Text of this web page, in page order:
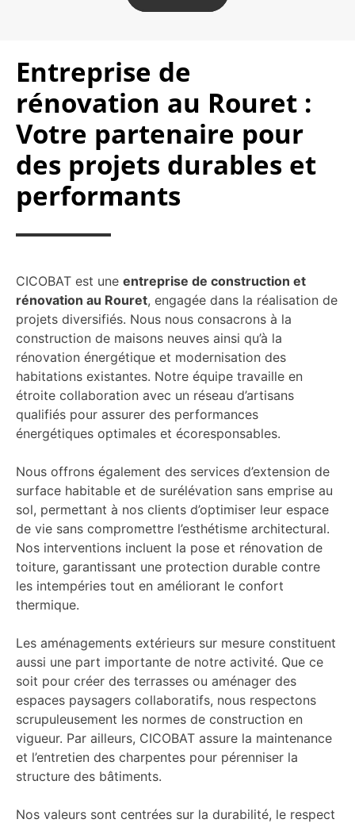
Entreprise de
rénovation au Rouret :
Votre partenaire pour
des projets durables et
performants
CICOBAT est une entreprise de construction et
rénovation au Rouret, engagée dans la réalisation de
projets diversifiés. Nous nous consacrons à la
construction de maisons neuves ainsi qu’à la
rénovation énergétique et modernisation des
habitations existantes. Notre équipe travaille en
étroite collaboration avec un réseau d’artisans
qualifiés pour assurer des performances
énergétiques optimales et écoresponsables.
Nous offrons également des services d’extension de
surface habitable et de surélévation sans emprise au
sol, permettant à nos clients d’optimiser leur espace
de vie sans compromettre l’esthétisme architectural.
Nos interventions incluent la pose et rénovation de
toiture, garantissant une protection durable contre
les intempéries tout en améliorant le confort
thermique.
Les aménagements extérieurs sur mesure constituent
aussi une part importante de notre activité. Que ce
soit pour créer des terrasses ou aménager des
espaces paysagers collaboratifs, nous respectons
scrupuleusement les normes de construction en
vigueur. Par ailleurs, CICOBAT assure la maintenance
et l’entretien des charpentes pour pérenniser la
structure des bâtiments.
Nos valeurs sont centrées sur la durabilité, le respect